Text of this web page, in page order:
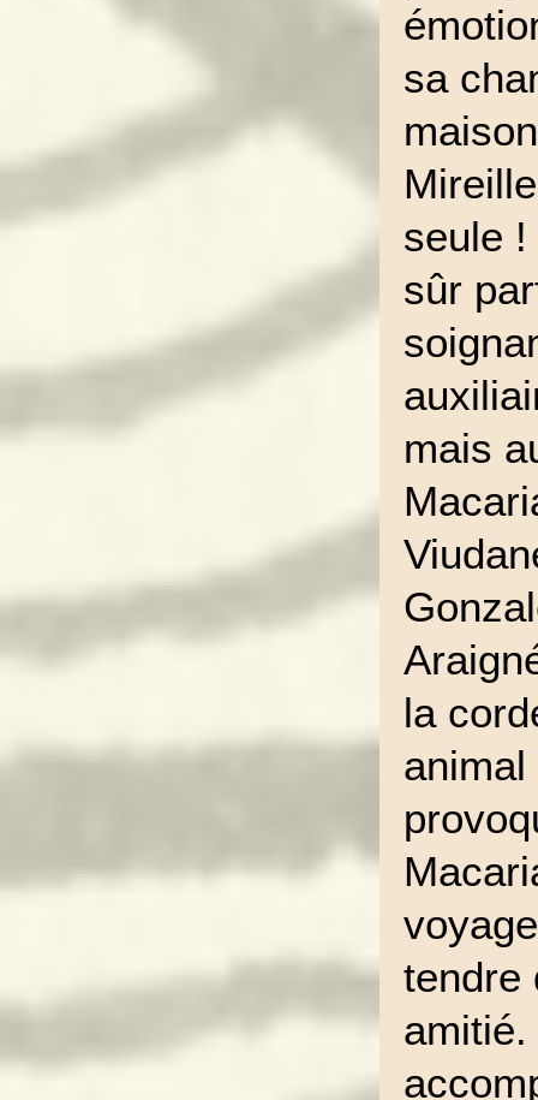
sa
seule
sûr
mais
la
animal
tendre
amitié.